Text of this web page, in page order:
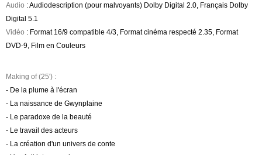
Audio : Audiodescription (pour malvoyants) Dolby Digital 2.0, Français Dolby
Digital 5.1
Vidéo : Format 16/9 compatible 4/3, Format cinéma respecté 2.35, Format
DVD-9, Film en Couleurs
Making of (25') :
- De la plume à l'écran
- La naissance de Gwynplaine
- Le paradoxe de la beauté
- Le travail des acteurs
- La création d'un univers de conte